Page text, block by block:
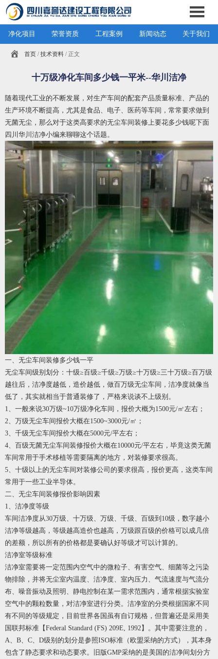
净化项目 荣誉资质 工程案例 新闻动态 关于我们
首页 /技术资料 / 正文
十万级净化车间多少钱一平米--华川洁净
随着现代工业的不断发展，对生产车间的配套产品质量标准、产品的
生产环境不断提高，尤其是食品、电子、医药等车间，常常要求做到
无菌无尘，那么对于这类高要求的无尘车间装修上要花多少钱呢下面
四川华川洁净小编来聊聊这个话题。
一、无尘车间装修多少钱一平
无尘车间级别划分：十级≥百级≥千级≥万级≥十万级≥三十万级≥百万级
越往后，洁净度越低，造价越低，做百万级无尘车间，洁净度就像当
低了，其实就相当于普通装修了，严格来说谈不上级别。
1、一般来说30万级~10万级净化车间，报价大概为1500元/㎡左右；
2、万级无尘车间报价大概在1500~3000元/㎡；
3、千级无尘车间报价大概在5000元/平左右；
4、百级无菌无尘车间装修报价大概在10000元/平左右，毕竟这类无菌
车间常用于手术移植等需要隔离的地方，对装修要求很高。
5、十级以上的无尘车间对装修公司的要求很高，报价更高，这类车间
常用于一些工业半导体。
二、无尘车间装修报价影响因素
1、洁净度等级
车间洁净度从30万级、十万级、万级、千级、百级到10级，数字越小
洁净等级越高，等级越高造价也越高，万级跟百级的价格可以成几倍
的差额，所以所有的价格都是要确认好等级才可以计算的。
洁净室等级标准
洁净室需要将一定范围内空气中的微粒子、有害空气、细菌等之污染
物排除，并将无尘室内温度、洁净度、室内压力、气流速度与气流分
布、噪音振动及照明、静电控制在某一需求范围内，通常根据实验室
空气中的颗粒数量，对洁净室进行分类。洁净室的分类根据国家不同
有不同的等级规定，目前世界各国虽有自订规格，但普遍还是采用美
国联邦标准【Federal Standard (FS) 209E, 1992】。其中需要注意的，
A、B、C、D级别的划分是参照ISO标准（欧盟采纳的方式），其本身
包含了静态要求和动态要求。旧版GMP采纳的是美国的洁净间划分方